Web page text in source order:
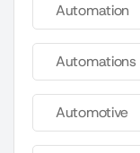
Automation
Automations
Automotive